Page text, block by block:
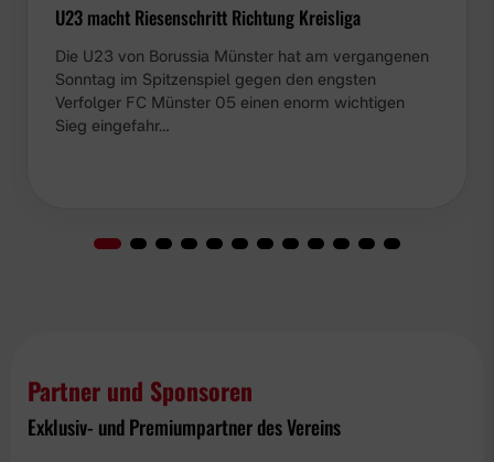
U23 macht Riesenschritt Richtung Kreisliga
Die U23 von Borussia Münster hat am vergangenen
Sonntag im Spitzenspiel gegen den engsten
Verfolger FC Münster 05 einen enorm wichtigen
Sieg eingefahr…
Partner und Sponsoren
Exklusiv- und Premiumpartner des Vereins